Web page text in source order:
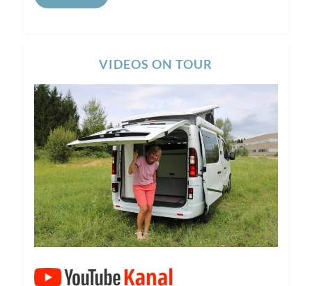
VIDEOS ON TOUR